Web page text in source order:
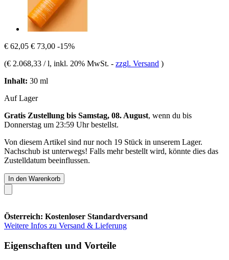
€ 62,05 € 73,00 -15%
(€ 2.068,33 / l, inkl. 20% MwSt. - zzgl. Versand )
Inhalt: 30 ml
Auf Lager
Gratis Zustellung bis Samstag, 08. August, wenn du bis
Donnerstag um 23:59 Uhrbestellst.
Von diesem Artikel sind nur noch 19 Stück in unserem Lager.
Nachschub ist unterwegs! Falls mehr bestellt wird, könnte dies das
Zustelldatum beeinflussen.
In den Warenkorb
Österreich: Kostenloser Standardversand
Weitere Infos zu Versand & Lieferung
Eigenschaften und Vorteile